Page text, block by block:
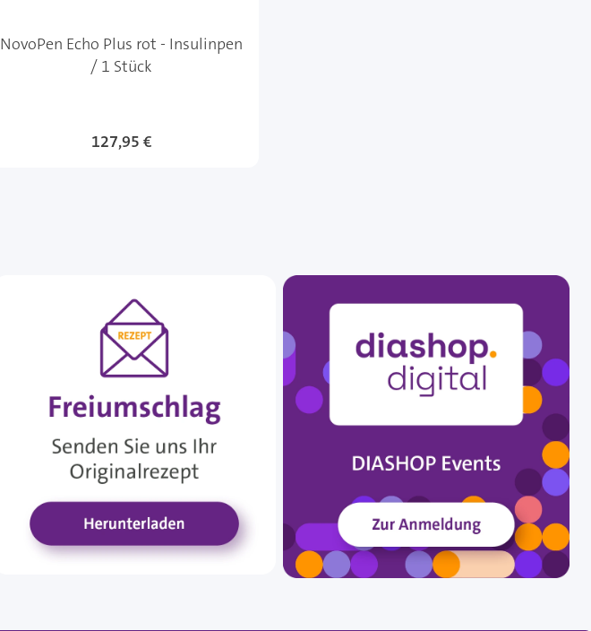
NovoPen Echo Plus rot - Insulinpen
/ 1 Stück
127,95 €